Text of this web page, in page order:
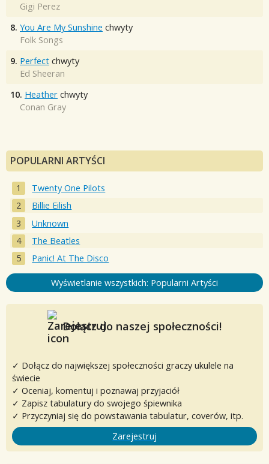
Gigi Perez
8. You Are My Sunshine chwyty
Folk Songs
9. Perfect chwyty
Ed Sheeran
10. Heather chwyty
Conan Gray
POPULARNI ARTYŚCI
Twenty One Pilots
Billie Eilish
Unknown
The Beatles
Panic! At The Disco
Wyświetlanie wszystkich: Popularni Artyści
Dołącz do naszej społeczności!
✓ Dołącz do największej społeczności graczy ukulele na
świecie
✓ Oceniaj, komentuj i poznawaj przyjaciół
✓ Zapisz tabulatury do swojego śpiewnika
✓ Przyczyniaj się do powstawania tabulatur, coverów, itp.
Zarejestruj